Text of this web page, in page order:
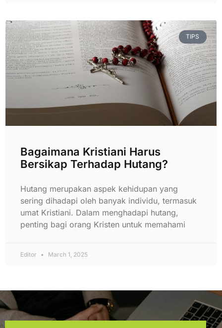
TIPS
Bagaimana Kristiani Harus
Bersikap Terhadap Hutang?
Hutang merupakan aspek kehidupan yang
sering dihadapi oleh banyak individu, termasuk
umat Kristiani. Dalam menghadapi hutang,
penting bagi orang Kristen untuk memahami
Editor March 1, 2025